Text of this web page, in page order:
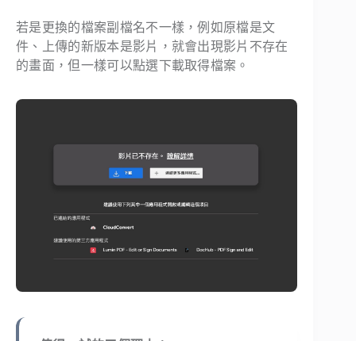
若是更換的檔案副檔名不一樣，例如原檔是文
件、上傳的新版本是影片，就會出現影片不存在
的畫面，但一樣可以點選下載取得檔案。